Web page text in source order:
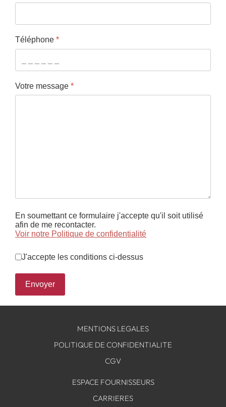
Téléphone *
Votre message *
En soumettant ce formulaire j'accepte qu'il soit utilisé
afin de me recontacter.
Voir notre Politique de confidentialité
J'accepte les conditions ci-dessus
Envoyer
MENTIONS LEGALES
POLITIQUE DE CONFIDENTIALITE
CGV
ESPACE FOURNISSEURS
CARRIERES